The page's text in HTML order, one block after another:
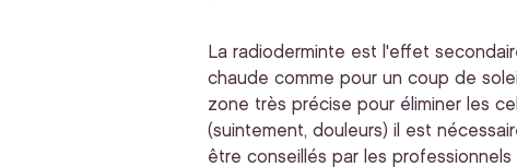
La radioderminte est l'effet
chaude comme pour un coup de
zone très précise pour éliminer les
(suintement, douleurs) il est
être conseillés par les